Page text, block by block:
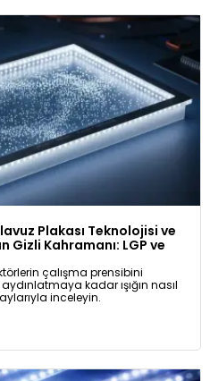
Plakası Teknolojisi ve
Gizli Kahramanı: LGP ve
çalışma prensibini
kadar ışığın nasıl
inceleyin.